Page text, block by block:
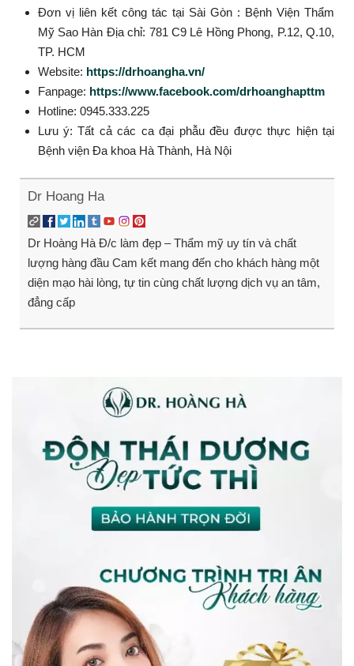
Đơn vị liên kết công tác tại Sài Gòn : Bệnh Viện Thẩm
Mỹ Sao Hàn Địa chỉ: 781 C9 Lê Hồng Phong, P.12, Q.10,
TP. HCM
Website: https://drhoangha.vn/
Fanpage: https://www.facebook.com/drhoanghapttm
Hotline: 0945.333.225
Lưu ý: Tất cả các ca đại phẫu đều được thực hiện tại
Bệnh viện Đa khoa Hà Thành, Hà Nội
Dr Hoang Ha
Dr Hoàng Hà Đ/c làm đẹp – Thẩm mỹ uy tín và chất
lượng hàng đầu Cam kết mang đến cho khách hàng một
diện mạo hài lòng, tự tin cùng chất lượng dịch vụ an tâm,
đẳng cấp